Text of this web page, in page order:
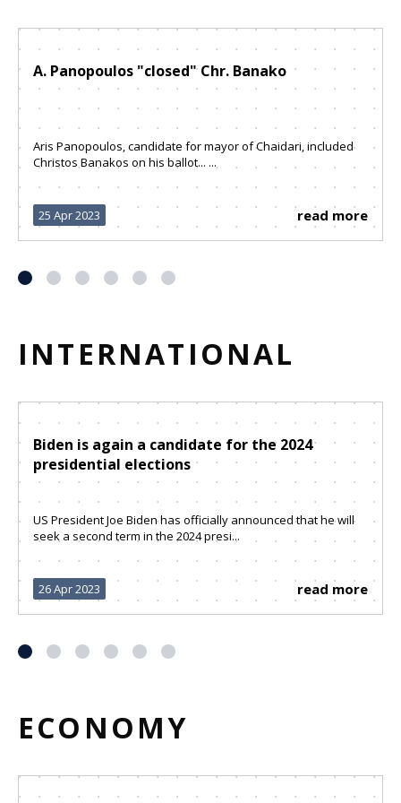
A. Panopoulos "closed" Chr. Banako
Aris Panopoulos, candidate for mayor of Chaidari, included
Christos Banakos on his ballot... ...
25 Apr 2023 read more
INTERNATIONAL
Biden is again a candidate for the 2024
presidential elections
US President Joe Biden has officially announced that he will
seek a second term in the 2024 presi...
26 Apr 2023 read more
ECONOMY